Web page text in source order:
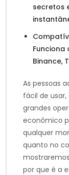
secretos
Funciona
Binance,
As pessoas
fácil de
grandes
econômico
qualquer
quanto no
por que é a